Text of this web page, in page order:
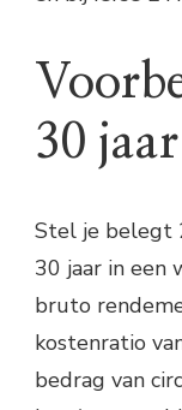
30 jaar
Stel je belegt
30 jaar in een
bruto
kostenratio
bedrag van